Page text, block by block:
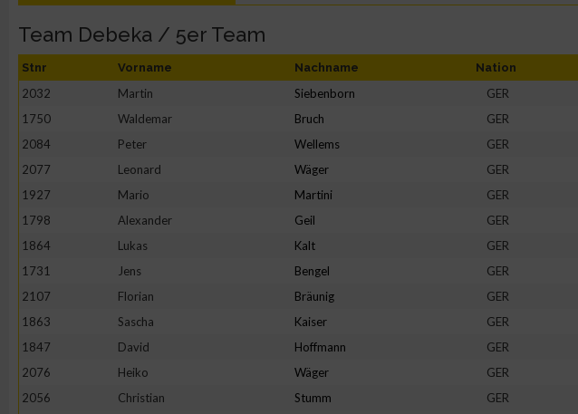
Team Debeka / 5er Team
Stnr Vorname Nachname Nation
2032 Martin Siebenborn GER
1750
Waldemar Bruch GER
2084
Peter Wellems GER
2077
Leonard Wäger GER
1927
Mario Martini GER
1798
Alexander Geil GER
1864
Lukas Kalt GER
1731
Jens Bengel GER
2107
Florian Bräunig GER
1863
Sascha Kaiser GER
1847
David Hoffmann GER
2076
Heiko Wäger GER
2056
Christian Stumm GER